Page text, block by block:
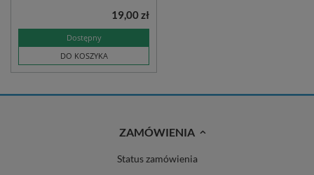
Dostępny
DO KOSZYKA
19,00 zł
ZAMÓWIENIA
Status zamówienia